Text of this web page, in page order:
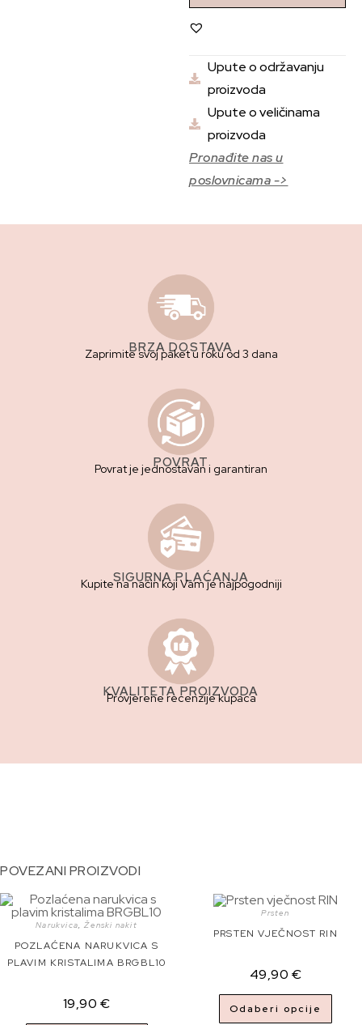
Upute o održavanju
proizvoda
Upute o veličinama
proizvoda
Pronađite nas u
poslovnicama ->
BRZA DOSTAVA
Zaprimite svoj paket u roku od 3 dana
POVRAT
Povrat je jednostavan i garantiran
SIGURNA PLAĆANJA
Kupite na način koji Vam je najpogodniji
KVALITETA PROIZVODA
Provjerene recenzije kupaca
POVEZANI PROIZVODI
Narukvica,Ženski nakit
POZLAĆENA NARUKVICA S
PLAVIM KRISTALIMA BRGBL10
19,90 €
Prsten
PRSTEN VJEČNOST RIN
49,90 €
Odaberi opcije